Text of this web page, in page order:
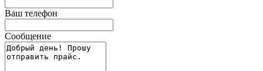
Ваш телефон
Сообщение